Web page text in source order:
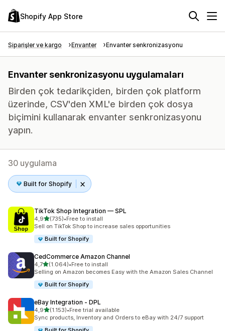
Shopify App Store
Siparişler ve kargo Envanter Envanter senkronizasyonu
Envanter senkronizasyonu uygulamaları
Birden çok tedarikçiden, birden çok platform
üzerinde, CSV'den XML'e birden çok dosya
biçimini kullanarak envanter senkronizasyonu
yapın.
30 uygulama
Built for Shopify
TikTok Shop Integration — SPL
4,95 yıldız üzerinden
(735)
toplam 735 değerlendirme
•Free to install
Sell on TikTok Shop to increase sales opportunities
Built for Shopify
CedCommerce Amazon Channel
4,75 yıldız üzerinden
(1.064)
toplam 1064 değerlendirme
•Free to install
Selling on Amazon becomes Easy with the Amazon Sales Channel
Built for Shopify
eBay Integration ‑ DPL
4,95 yıldız üzerinden
(1.153)
toplam 1153 değerlendirme
•Free trial available
Sync products, Inventory and Orders to eBay with 24/7 support